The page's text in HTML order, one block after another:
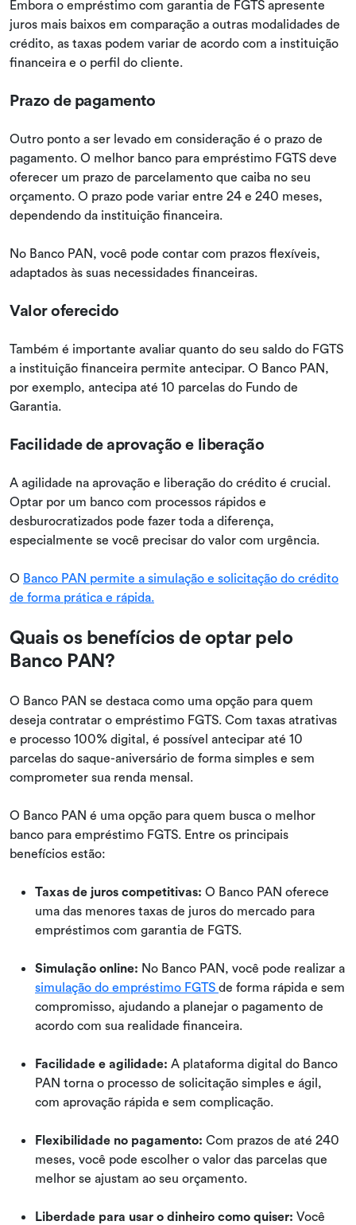
Embora o empréstimo com garantia de FGTS apresente
juros mais baixos em comparação a outras modalidades de
crédito, as taxas podem variar de acordo com a instituição
financeira e o perfil do cliente.
Prazo de pagamento
Outro ponto a ser levado em consideração é o prazo de
pagamento. O melhor banco para empréstimo FGTS deve
oferecer um prazo de parcelamento que caiba no seu
orçamento. O prazo pode variar entre 24 e 240 meses,
dependendo da instituição financeira.
No Banco PAN, você pode contar com prazos flexíveis,
adaptados às suas necessidades financeiras.
Valor oferecido
Também é importante avaliar quanto do seu saldo do FGTS
a instituição financeira permite antecipar. O Banco PAN,
por exemplo, antecipa até 10 parcelas do Fundo de
Garantia.
Facilidade de aprovação e liberação
A agilidade na aprovação e liberação do crédito é crucial.
Optar por um banco com processos rápidos e
desburocratizados pode fazer toda a diferença,
especialmente se você precisar do valor com urgência.
O Banco PAN permite a simulação e solicitação do crédito
de forma prática e rápida.
Quais os benefícios de optar pelo
Banco PAN?
O Banco PAN se destaca como uma opção para quem
deseja contratar o empréstimo FGTS. Com taxas atrativas
e processo 100% digital, é possível antecipar até 10
parcelas do saque-aniversário de forma simples e sem
comprometer sua renda mensal.
O Banco PAN é uma opção para quem busca o melhor
banco para empréstimo FGTS. Entre os principais
benefícios estão:
Taxas de juros competitivas: O Banco PAN oferece
uma das menores taxas de juros do mercado para
empréstimos com garantia de FGTS.
Simulação online: No Banco PAN, você pode realizar a
simulação do empréstimo FGTS de forma rápida e sem
compromisso, ajudando a planejar o pagamento de
acordo com sua realidade financeira.
Facilidade e agilidade: A plataforma digital do Banco
PAN torna o processo de solicitação simples e ágil,
com aprovação rápida e sem complicação.
Flexibilidade no pagamento: Com prazos de até 240
meses, você pode escolher o valor das parcelas que
melhor se ajustam ao seu orçamento.
Liberdade para usar o dinheiro como quiser: Você